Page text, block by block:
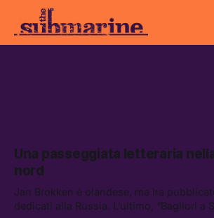
Una passeggiata letteraria
nord
Jan Brokken è olandese, ma ha
dedicati alla Russia. L’ultimo, “Bagliori a